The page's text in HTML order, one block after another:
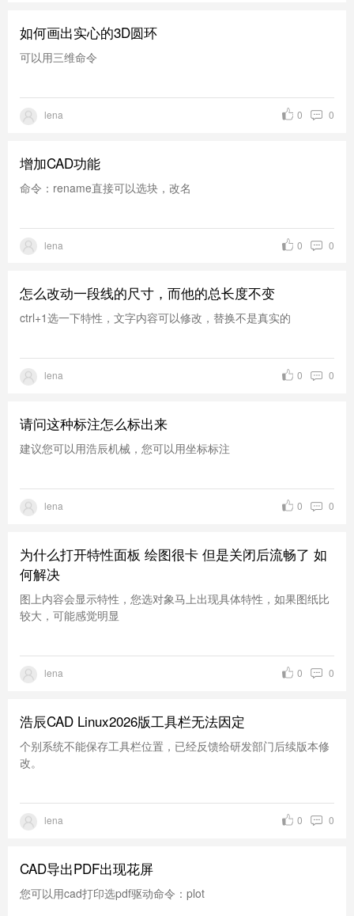
如何画出实心的3D圆环
可以用三维命令
lena 0
0
增加CAD功能
命令：rename直接可以选块，改名
lena 0
0
怎么改动一段线的尺寸，而他的总长度不变
ctrl+1选一下特性，文字内容可以修改，替换不是真实的
lena 0
0
请问这种标注怎么标出来
建议您可以用浩辰机械，您可以用坐标标注
lena 0
0
为什么打开特性面板 绘图很卡 但是关闭后流畅了 如
何解决
图上内容会显示特性，您选对象马上出现具体特性，如果图纸比
较大，可能感觉明显
lena 0
0
浩辰CAD Linux2026版工具栏无法因定
个别系统不能保存工具栏位置，已经反馈给研发部门后续版本修
改。
lena 0
0
CAD导出PDF出现花屏
您可以用cad打印选pdf驱动命令：plot